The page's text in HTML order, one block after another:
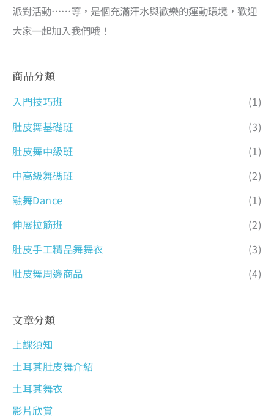
派對活動……等，是個充滿汗水與歡樂的運動環境，歡迎
大家一起加入我們哦！
商品分類
入門技巧班
(1)
肚皮舞基礎班
(3)
肚皮舞中級班
(1)
中高級舞碼班
(2)
融舞Dance
(1)
伸展拉筋班
(2)
肚皮手工精品舞舞衣
(3)
肚皮舞周邊商品
(4)
文章分類
上課須知
土耳其肚皮舞介紹
土耳其舞衣
影片欣賞